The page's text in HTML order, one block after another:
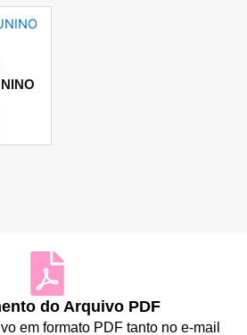
do Arquivo PDF
em formato PDF tanto no e-mail